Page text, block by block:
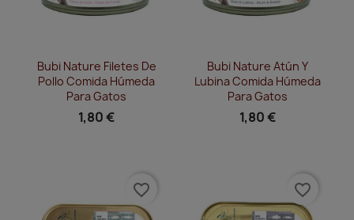
Vista rápida
Bubi Nature Filetes De
Pollo Comida Húmeda
Para Gatos
1,80 €
Vista rápida
Bubi Nature Atún Y
Lubina Comida Húmeda
Para Gatos
1,80 €
favorite_border favorite_border